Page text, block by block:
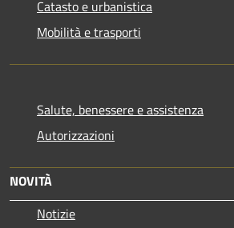
Catasto e urbanistica
Mobilità e trasporti
Salute, benessere e assistenza
Autorizzazioni
NOVITÀ
Notizie